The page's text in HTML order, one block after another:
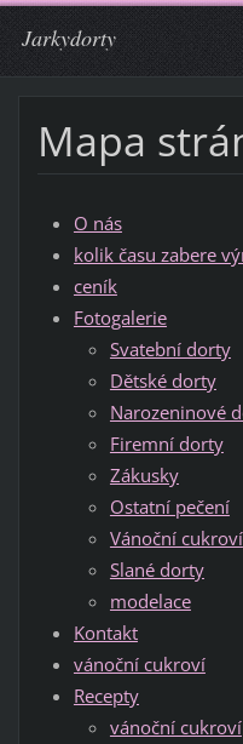
Jarkydorty
Mapa
O nás
kolik času zabere
ceník
Fotogalerie
Svatební dorty
Dětské dorty
Narozeninové
Firemní dorty
Zákusky
Ostatní pečení
Vánoční cukroví
Slané dorty
modelace
Kontakt
vánoční cukroví
Recepty
vánoční cukroví